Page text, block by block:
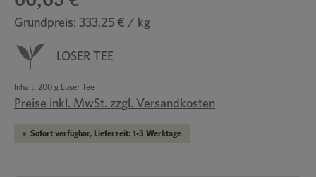
Grundpreis: 333,25 € / kg
LOSER TEE
Inhalt: 200 g Loser Tee
Preise inkl. MwSt. zzgl. Versandkosten
Sofort verfügbar, Lieferzeit: 1-3 Werktage